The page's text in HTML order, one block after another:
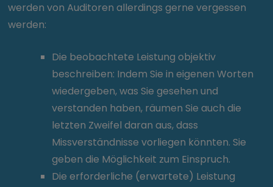
werden von Auditoren allerdings gerne vergessen
werden:
Die beobachtete Leistung objektiv
beschreiben: Indem Sie in eigenen Worten
wiedergeben, was Sie gesehen und
verstanden haben, räumen Sie auch die
letzten Zweifel daran aus, dass
Missverständnisse vorliegen könnten. Sie
geben die Möglichkeit zum Einspruch.
Die erforderliche (erwartete) Leistung